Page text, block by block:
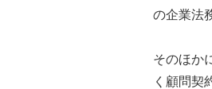
の企業法
そのほか
く顧問契